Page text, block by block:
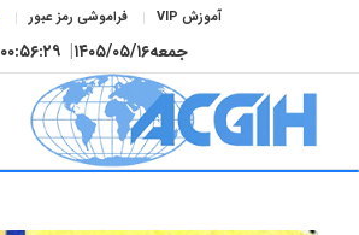
آموزش VIP فراموشی رمز عبور
جمعه۱۴۰۵/۰۵/۱۶| ۰۰:۵۶:۳۰